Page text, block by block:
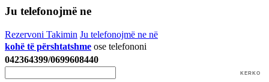
Ju telefonojmë ne
Rezervoni Takimin Ju telefonojmë ne në
kohë të përshtatshme ose telefononi
042364399/0699608440